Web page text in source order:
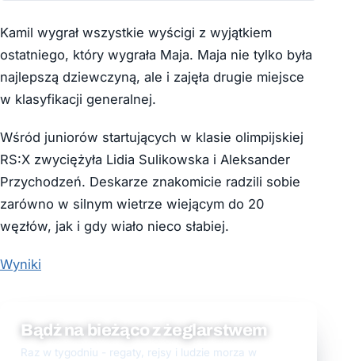
Kamil wygrał wszystkie wyścigi z wyjątkiem
ostatniego, który wygrała Maja. Maja nie tylko była
najlepszą dziewczyną, ale i zajęła drugie miejsce
w klasyfikacji generalnej.
Wśród juniorów startujących w klasie olimpijskiej
RS:X zwyciężyła Lidia Sulikowska i Aleksander
Przychodzeń. Deskarze znakomicie radzili sobie
zarówno w silnym wietrze wiejącym do 20
węzłów, jak i gdy wiało nieco słabiej.
Wyniki
Bądź na bieżąco z żeglarstwem
Raz w tygodniu - regaty, rejsy i ludzie morza w